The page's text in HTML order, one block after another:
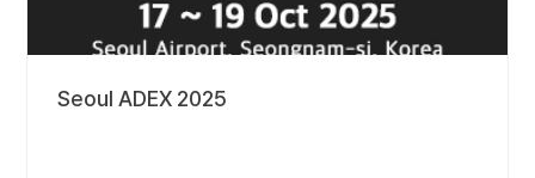
Seoul ADEX 2025